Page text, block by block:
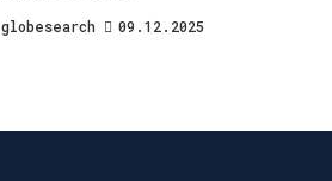
globesearch 09.12.2025